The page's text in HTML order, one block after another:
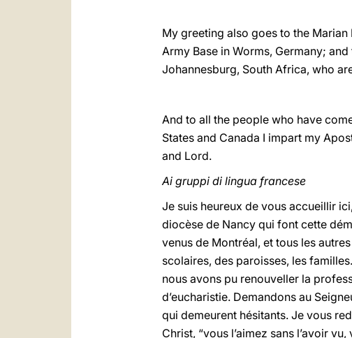
My greeting also goes to the
Army Base in Worms, Germany;
Johannesburg, South Africa, who
And to all the people who have
States and Canada I impart my
and Lord.
Ai gruppi di lingua francese
Je suis heureux de vous accueillir
diocèse de Nancy qui font cette
venus de Montréal, et tous les
scolaires, des paroisses, les
nous avons pu renouveller la
d’eucharistie. Demandons au
qui demeurent hésitants. Je vous
Christ, “vous l’aimez sans l’avoir